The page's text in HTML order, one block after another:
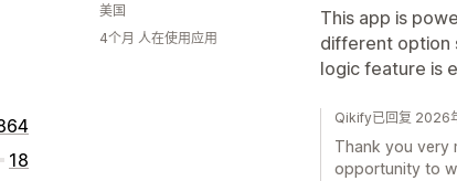
18
This app is
different option
logic feature is
美国
4个月 人在使用应用
Qikify已回复 2026
Thank you very
opportunity to